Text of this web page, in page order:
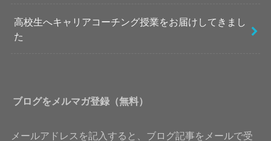
高校生へキャリアコーチング授業をお届けしてきまし
た
ブログをメルマガ登録（無料）
メールアドレスを記入すると、ブログ記事をメールで受